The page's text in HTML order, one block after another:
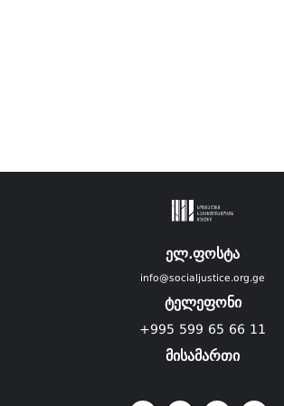
ელ.ფოსტა
info@socialjustice.org.ge
ტელეფონი
+995 599 65 66 11
მისამართი